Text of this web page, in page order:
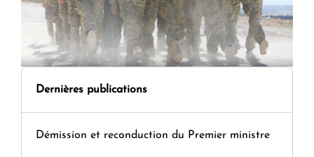
Dernières publications
Démission et reconduction du Premier ministre